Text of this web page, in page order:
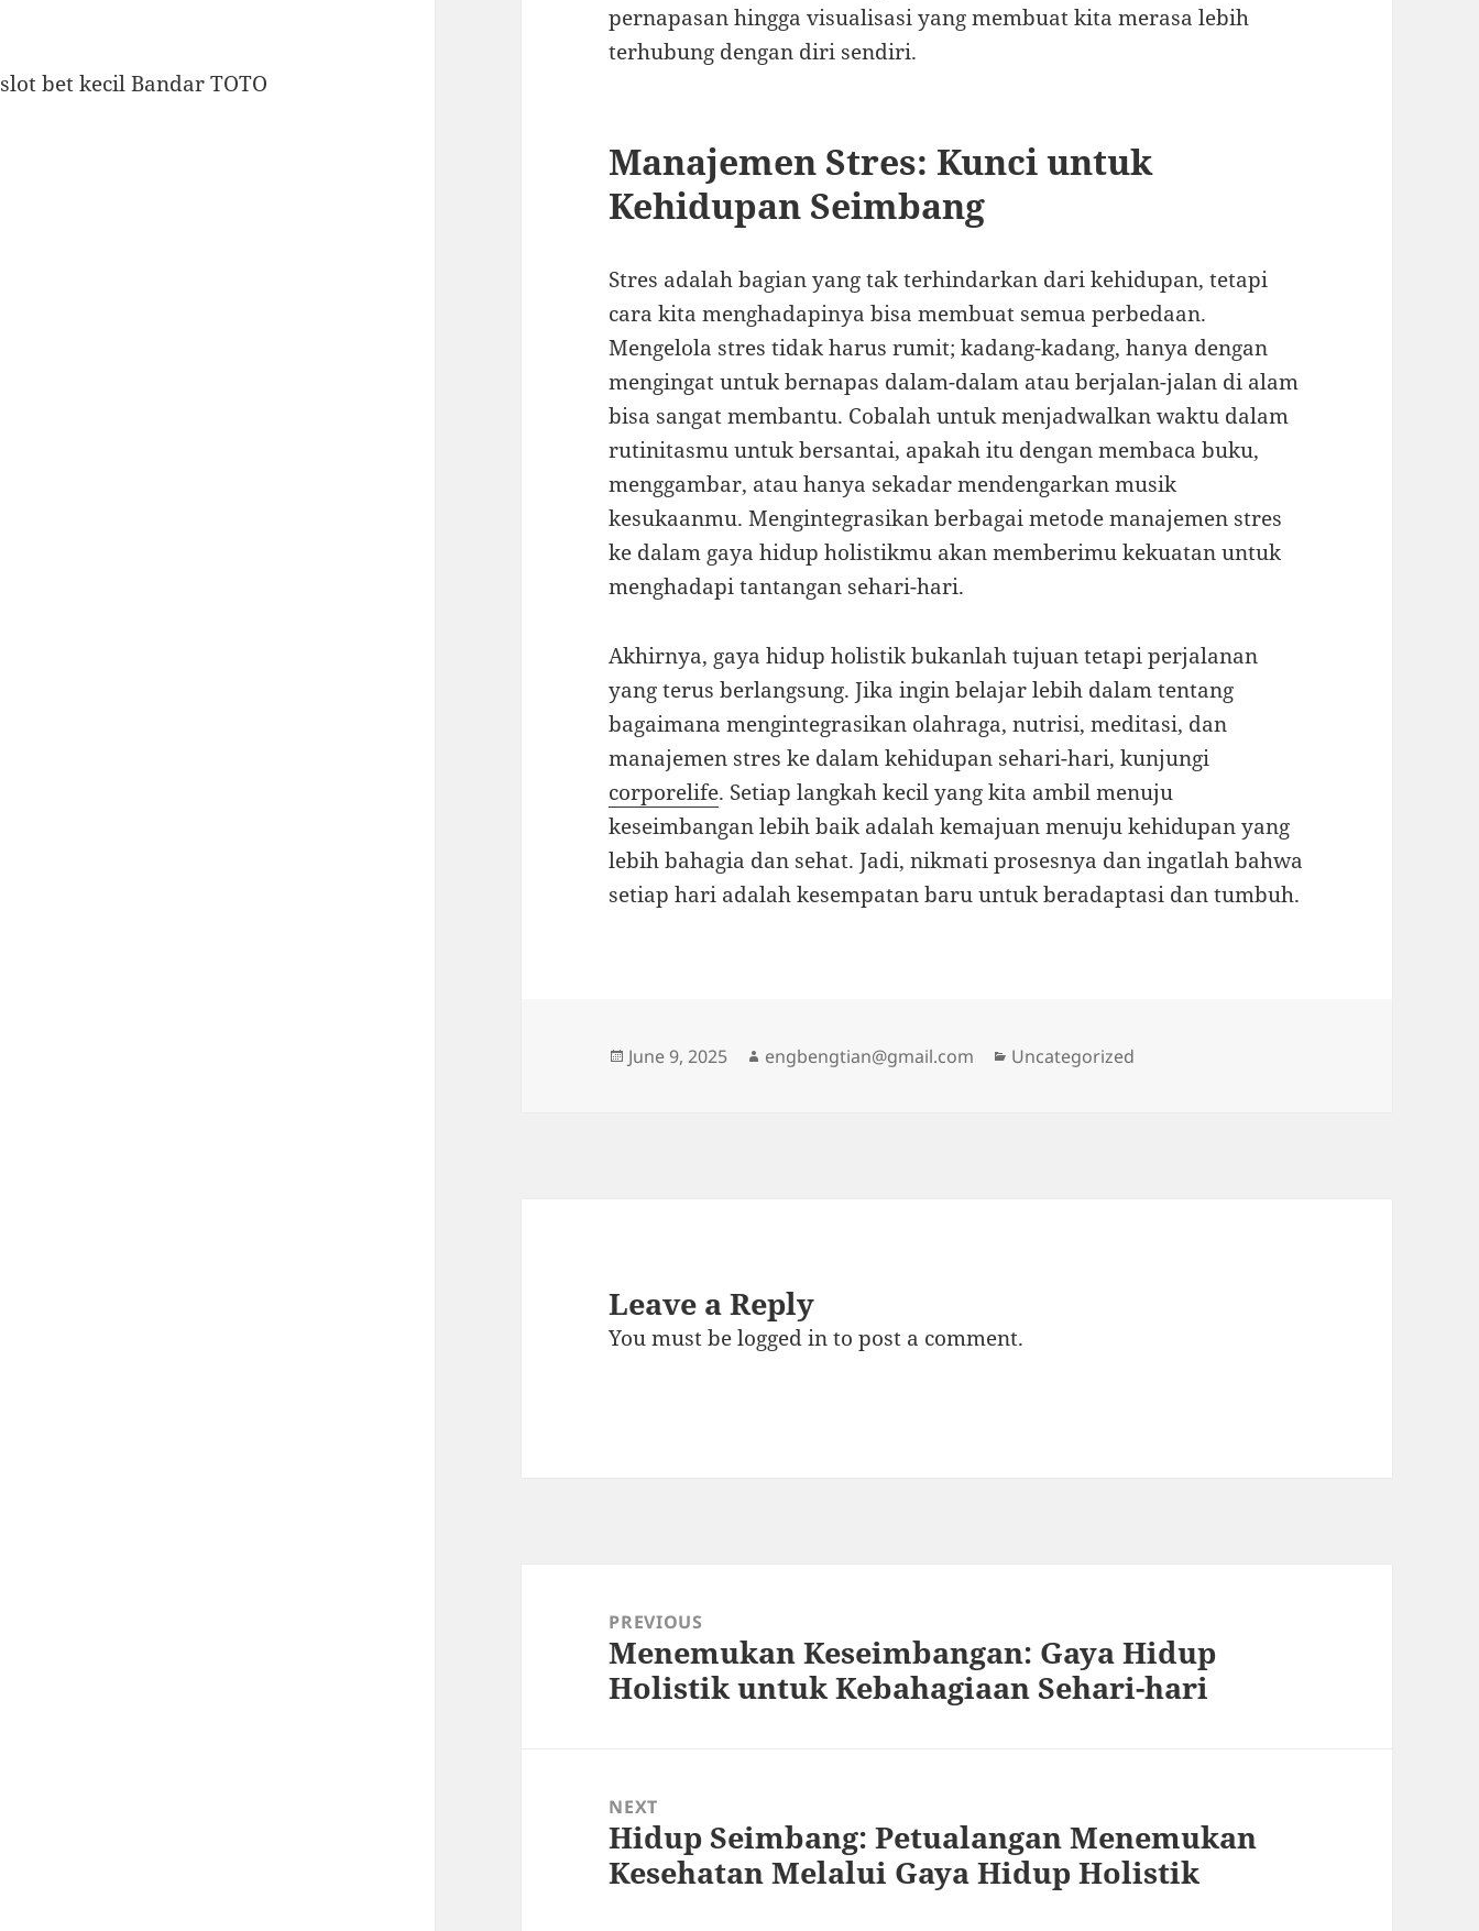
slot bet kecilBandar TOTO
pernapasan hingga visualisasi yang membuat kita merasa lebih
terhubung dengan diri sendiri.
Manajemen Stres: Kunci untuk
Kehidupan Seimbang
Stres adalah bagian yang tak terhindarkan dari kehidupan, tetapi
cara kita menghadapinya bisa membuat semua perbedaan.
Mengelola stres tidak harus rumit; kadang-kadang, hanya dengan
mengingat untuk bernapas dalam-dalam atau berjalan-jalan di alam
bisa sangat membantu. Cobalah untuk menjadwalkan waktu dalam
rutinitasmu untuk bersantai, apakah itu dengan membaca buku,
menggambar, atau hanya sekadar mendengarkan musik
kesukaanmu. Mengintegrasikan berbagai metode manajemen stres
ke dalam gaya hidup holistikmu akan memberimu kekuatan untuk
menghadapi tantangan sehari-hari.
Akhirnya, gaya hidup holistik bukanlah tujuan tetapi perjalanan
yang terus berlangsung. Jika ingin belajar lebih dalam tentang
bagaimana mengintegrasikan olahraga, nutrisi, meditasi, dan
manajemen stres ke dalam kehidupan sehari-hari, kunjungi
corporelife. Setiap langkah kecil yang kita ambil menuju
keseimbangan lebih baik adalah kemajuan menuju kehidupan yang
lebih bahagia dan sehat. Jadi, nikmati prosesnya dan ingatlah bahwa
setiap hari adalah kesempatan baru untuk beradaptasi dan tumbuh.
Posted
June 9, 2025 Author
engbengtian@gmail.com Categories
Uncategorized
Leave a Reply
You must belogged into post a comment.
navigationPREVIOUS
Previous
post:
Menemukan Keseimbangan: Gaya Hidup
Holistik untuk Kebahagiaan Sehari-hari
NEXT
Next
post:
Hidup Seimbang: Petualangan Menemukan
Kesehatan Melalui Gaya Hidup Holistik